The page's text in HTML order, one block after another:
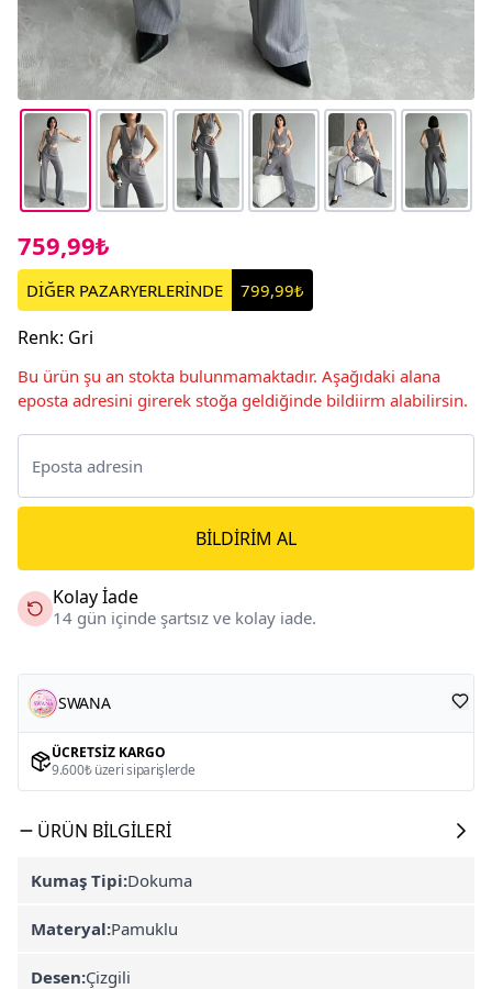
759,99₺
DİĞER PAZARYERLERİNDE 799,99₺
Renk: Gri
Bu ürün şu an stokta bulunmamaktadır. Aşağıdaki alana
eposta adresini girerek stoğa geldiğinde bildiirm alabilirsin.
BILDIRIM AL
Kolay İade
14 gün içinde şartsız ve kolay iade.
SWANA
ÜCRETSIZ KARGO
9.600₺ üzeri siparişlerde
ÜRÜN BILGILERI
Kumaş Tipi:Dokuma
Materyal:Pamuklu
Desen:Çizgili